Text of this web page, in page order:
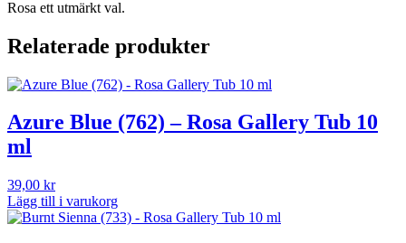
Rosa ett utmärkt val.
Relaterade produkter
Azure Blue (762) – Rosa Gallery Tub 10
ml
39,00 kr
Lägg till i varukorg